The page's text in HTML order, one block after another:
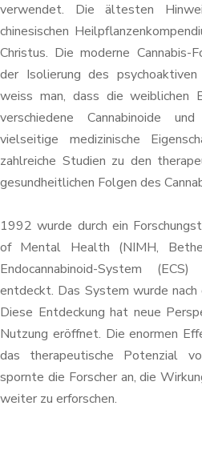
verwendet. Die ältesten
chinesischen
Christus. Die moderne Cannabis-
der Isolierung des
weiss man, dass die weiblichen
verschiedene Cannabinoide
vielseitige medizinische
zahlreiche Studien zu den
gesundheitlichen Folgen des
1992 wurde durch ein
of Mental Health (NIMH,
Endocannabinoid-System
entdeckt. Das System wurde nach
Diese Entdeckung hat neue
Nutzung eröffnet. Die enormen
das therapeutische Potenzial
spornte die Forscher an, die
weiter zu erforschen.